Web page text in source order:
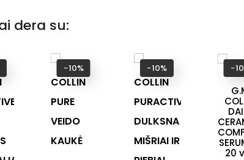
dera su:
−10% −10%
20